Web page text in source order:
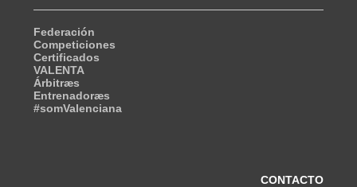
Federación
Competiciones
Certificados
VALENTA
Árbitræs
Entrenadoræs
#somValenciana
CONTACTO